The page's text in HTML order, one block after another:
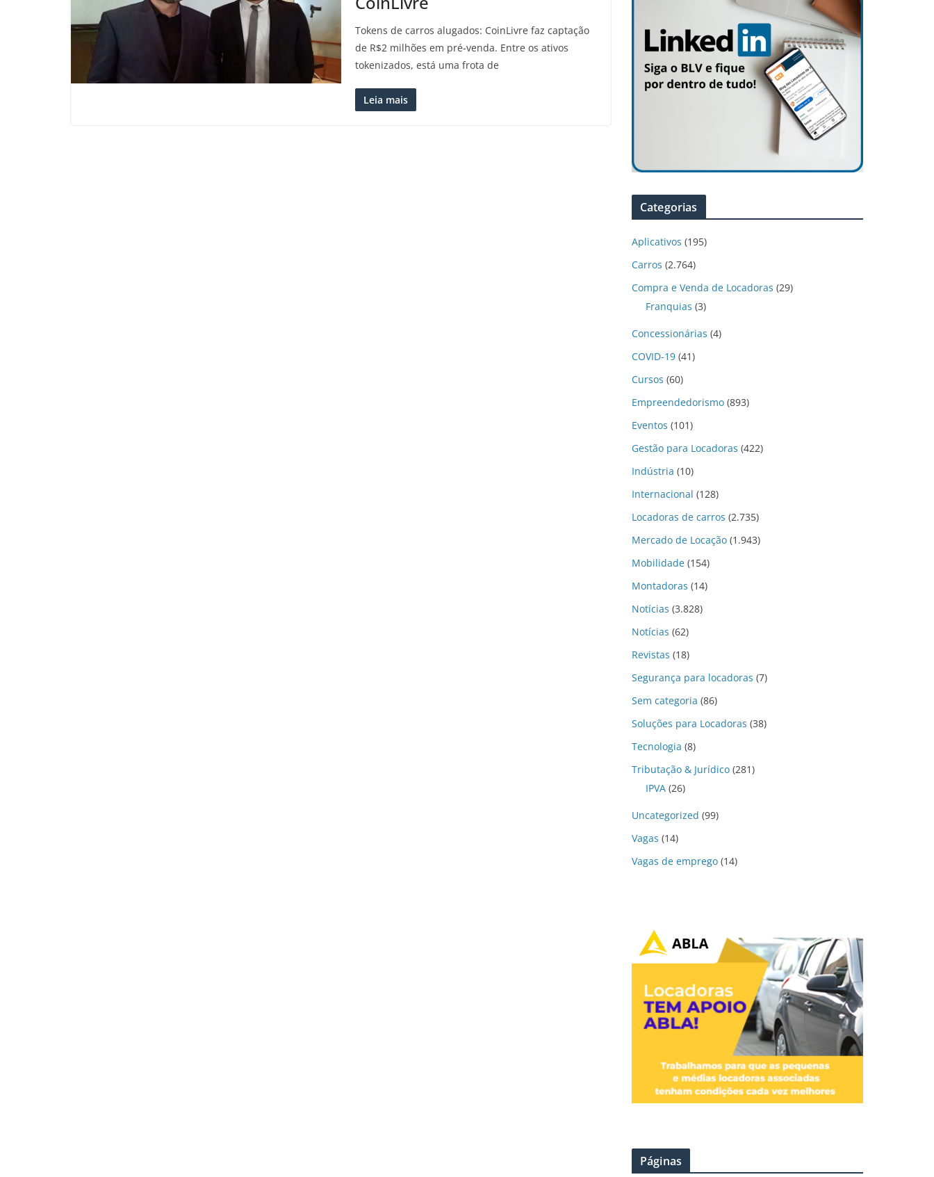
Tokens de carros alugados: CoinLivre faz captação
de R$2 milhões em pré-venda. Entre os ativos
tokenizados, está uma frota de
Leia mais
Categorias
Aplicativos (195)
Carros (2.764)
Compra e Venda de Locadoras (29)
Franquias (3)
Concessionárias (4)
COVID-19 (41)
Cursos (60)
Empreendedorismo (893)
Eventos (101)
Gestão para Locadoras (422)
Indústria (10)
Internacional (128)
Locadoras de carros (2.735)
Mercado de Locação (1.943)
Mobilidade (154)
Montadoras (14)
Notícias (3.828)
Notícias (62)
Revistas (18)
Segurança para locadoras (7)
Sem categoria (86)
Soluções para Locadoras (38)
Tecnologia (8)
Tributação & Jurídico (281)
IPVA (26)
Uncategorized (99)
Vagas (14)
Vagas de emprego (14)
Páginas